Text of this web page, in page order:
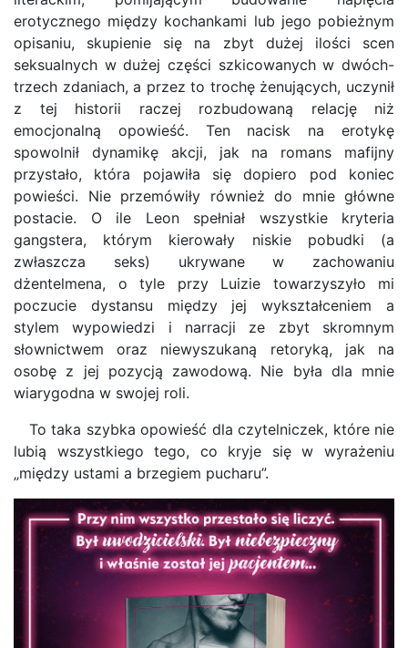
erotycznego między kochankami lub jego pobieżnym
opisaniu, skupienie się na zbyt dużej ilości scen
seksualnych w dużej części szkicowanych w dwóch-
trzech zdaniach, a przez to trochę żenujących, uczynił
z tej historii raczej rozbudowaną relację niż
emocjonalną opowieść. Ten nacisk na erotykę
spowolnił dynamikę akcji, jak na romans mafijny
przystało, która pojawiła się dopiero pod koniec
powieści. Nie przemówiły również do mnie główne
postacie. O ile Leon spełniał wszystkie kryteria
gangstera, którym kierowały niskie pobudki (a
zwłaszcza seks) ukrywane w zachowaniu
dżentelmena, o tyle przy Luizie towarzyszyło mi
poczucie dystansu między jej wykształceniem a
stylem wypowiedzi i narracji ze zbyt skromnym
słownictwem oraz niewyszukaną retoryką, jak na
osobę z jej pozycją zawodową. Nie była dla mnie
wiarygodna w swojej roli.
To taka szybka opowieść dla czytelniczek, które nie
lubią wszystkiego tego, co kryje się w wyrażeniu
„między ustami a brzegiem pucharu”.